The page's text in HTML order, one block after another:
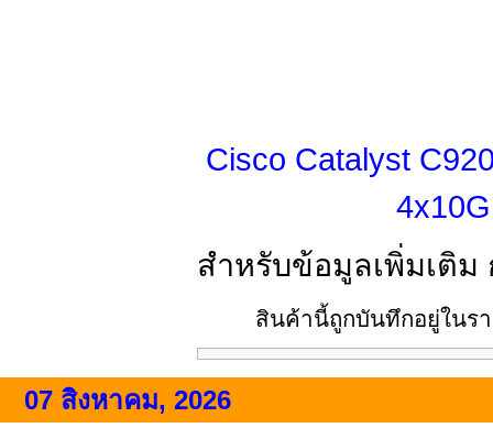
Cisco Catalyst
สำหรับข้อมูลเพิ่มเติ
สินค้านี้ถูกบันทึกอยู่ในร
07 สิงหาคม, 2026